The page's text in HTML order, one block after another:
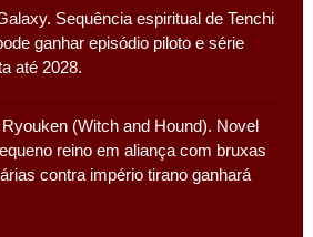
Sequência espiritual de Tenchi
ganhar episódio piloto e série
até 2028.
(Witch and Hound). Novel
reino em aliança com bruxas
contra império tirano ganhará